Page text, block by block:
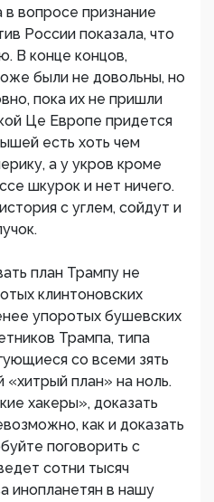
в вопросе признание
России показала, что
В конце концов,
были не довольны, но
пока их не пришли
Це Европе придется
есть хоть чем
а у укров кроме
шкурок и нет ничего.
с углем, сойдут и
план Трампу не
клинтоновских
упоротых бушевских
Трампа, типа
со всеми зять
план» на ноль.
хакеры», доказать
как и доказать
поговорить с
сотни тысяч
инопланетян в нашу